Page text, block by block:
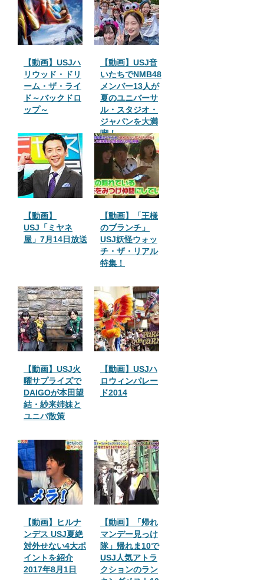
【動画】USJハ
リウッド・ドリ
ーム・ザ・ライ
ド～バックドロ
ップ～
【動画】USJ音
いたちでNMB48
メンバー13人が
夏のユニバーサ
ル・スタジオ・
ジャパンを大満
喫！
【動画】
USJ「ミヤネ
屋」7月14日放送
【動画】「王様
のブランチ」
USJ妖怪ウォッ
チ・ザ・リアル
特集！
【動画】USJ火
曜サプライズで
DAIGOが本田望
結・紗来姉妹と
ユニバ散策
【動画】USJハ
ロウィンパレー
ド2014
【動画】ヒルナ
ンデス USJ夏絶
対外せない4大ポ
イントを紹介
2017年8月1日
【動画】「帰れ
マンデー見っけ
隊」帰れま10で
USJ人気アトラ
クションのラン